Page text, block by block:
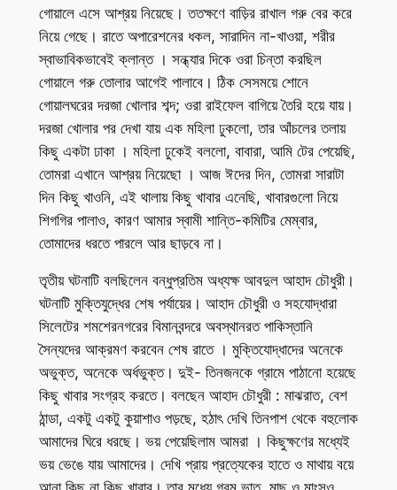
গোয়ালে এসে আশ্রয় নিয়েছে। ততক্ষণে বাড়ির রাখাল গরু বের করে
নিয়ে গেছে। রাতে অপারেশনের ধকল, সারাদিন না-খাওয়া, শরীর
স্বাভাবিকভাবেই ক্লান্ত । সন্ধ্যার দিকে ওরা চিন্তা করছিল
গোয়ালে গরু তোলার আগেই পালাবে। ঠিক সেসময়ে শোনে
গোয়ালঘরের দরজা খোলার শব্দ; ওরা রাইফেল বাগিয়ে তৈরি হয়ে যায়।
দরজা খোলার পর দেখা যায় এক মহিলা ঢুকলো, তার আঁচলের তলায়
কিছু একটা ঢাকা । মহিলা ঢুকেই বললো, বাবারা, আমি টের পেয়েছি,
তোমরা এখানে আশ্রয় নিয়েছো । আজ ঈদের দিন, তোমরা সারাটা
দিন কিছু খাওনি, এই থালায় কিছু খাবার এনেছি, খাবারগুলো নিয়ে
শিগগির পালাও, কারণ আমার স্বামী শান্তি-কমিটির মেম্বার,
তোমাদের ধরতে পারলে আর ছাড়বে না।
তৃতীয় ঘটনাটি বলছিলেন বন্ধুপ্রতিম অধ্যক্ষ আবদুল আহাদ চৌধুরী।
ঘটনাটি মুক্তিযুদ্ধের শেষ পর্যায়ের। আহাদ চৌধুরী ও সহযোদ্ধারা
সিলেটের শমশেরনগরের বিমানবন্দরে অবস্থানরত পাকিস্তানি
সৈন্যদের আক্রমণ করবেন শেষ রাতে । মুক্তিযোদ্ধাদের অনেকে
অভুক্ত, অনেকে অর্ধভুক্ত। দুই- তিনজনকে গ্রামে পাঠানো হয়েছে
কিছু খাবার সংগ্রহ করতে। বলছেন আহাদ চৌধুরী : মাঝরাত, বেশ
ঠান্ডা, একটু একটু কুয়াশাও পড়ছে, হঠাৎ দেখি তিনপাশ থেকে বহুলোক
আমাদের ঘিরে ধরছে। ভয় পেয়েছিলাম আমরা । কিছুক্ষণের মধ্যেই
ভয় ভেঙে যায় আমাদের। দেখি প্রায় প্রত্যেকের হাতে ও মাথায় বয়ে